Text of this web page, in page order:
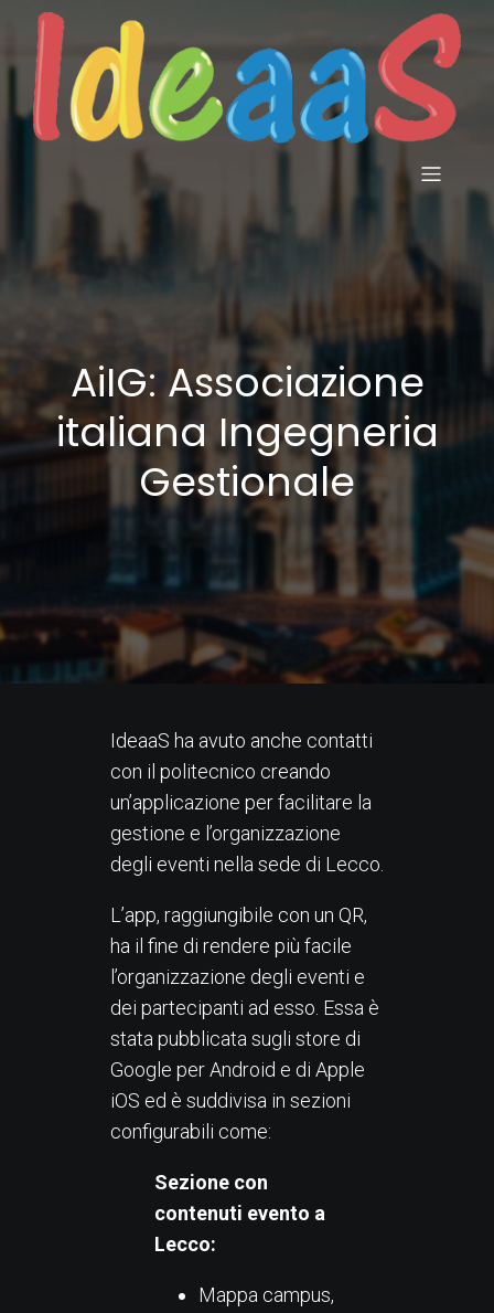
AiIG: Associazione
italiana Ingegneria
Gestionale
IdeaaS ha avuto anche contatti
con il politecnico creando
un’applicazione per facilitare la
gestione e l’organizzazione
degli eventi nella sede di Lecco.
L’app, raggiungibile con un QR,
ha il fine di rendere più facile
l’organizzazione degli eventi e
dei partecipanti ad esso. Essa è
stata pubblicata sugli store di
Google per Android e di Apple
iOS ed è suddivisa in sezioni
configurabili come:
Sezione con
contenuti evento a
Lecco:
Mappa campus,